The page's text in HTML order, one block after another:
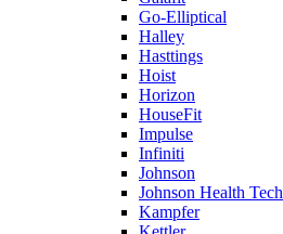
Go-Elliptical
Halley
Hasttings
Hoist
Horizon
HouseFit
Impulse
Infiniti
Johnson
Johnson Health Tech
Kampfer